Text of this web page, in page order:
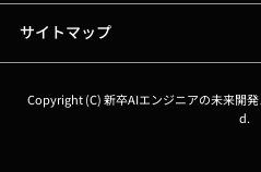
サイトマップ
Copyright (C)新卒AIエンジニアの未来開
d.